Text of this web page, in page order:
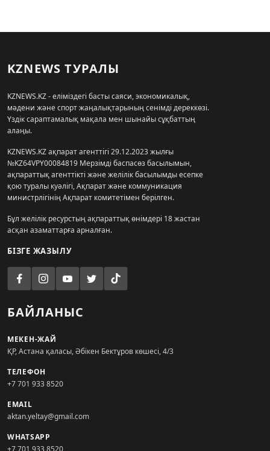
KZNEWS ТУРАЛЫ
KZNEWS.KZ - еліміздегі басты саяси, экономикалық,
мәдени және спорт жаңалықтарының сенімді дереккөзі.
Үздік сараптамалық мақала мен шынайы сұқбаттың
алаңы.
KZNEWS.KZ ақпарат агенттігі 29.12.2023 жылғы
№KZ64VPY00084819 Мерзімді баспасөз басылымын,
ақпараттық агенттікті және желілік басылымды есепке
қою туралы куәлігі, Ақпарат және коммуникация
министрлігінің Ақпарат комитетімен берілген.
Бұл желілік ресурстың ақпараттық өнімдері 18 жастан
асқан азаматтарға арналған.
БІЗГЕ ЖАЗЫЛУ
БАЙЛАНЫС
МЕКЕН-ЖАЙ
ҚР, Астана қаласы, Әбікен Бектұров көшесі, 4/3
ТЕЛЕФОН
+7 701 933 8520
EMAIL
aktan.yeltay@gmail.com
WHATSAPP